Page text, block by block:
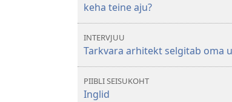
keha teine aju?
INTERVJUU
Tarkvara arhitekt selgitab oma
PIIBLI SEISUKOHT
Inglid